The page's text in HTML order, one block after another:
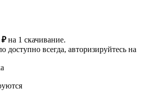
₽на 1 скачивание.
доступно всегда, авторизируйтесь на